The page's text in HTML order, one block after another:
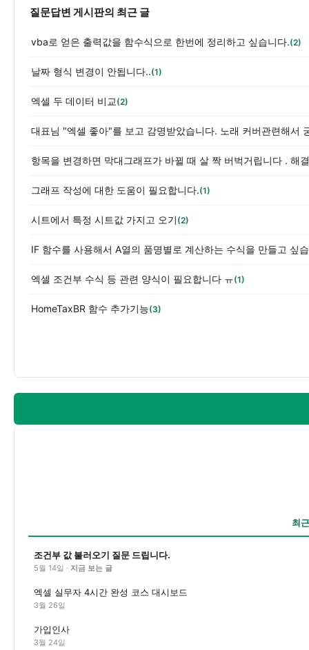
질문답변 게시판의 최근 글
vba로 얻은 출력값을 함수식으로 한번에 정리하고 싶습니다.(2)
날짜 형식 변경이 안됩니다..(1)
엑셀 두 데이터 비교 (2)
대표님 "엑셀 좋아"를 보고 감명받았습니다. 노래 커버관련해서
항목을 변경하면 막대그래프가 바뀔 때 살 짝 버벅거립니다 . 해
그래프 작성에 대한 도움이 필요합니다.(1)
시트에서 특정 시트값 가지고 오기 (2)
IF 함수를 사용해서 A열의 품명별로 계산하는 수식을 만들고 싶
엑셀 조건부 수식 등 관련 양식이 필요합니다 ㅠ(1)
HomeTaxBR 함수 추가기능(3)
최
조건부 값 불러오기 질문 드립니다.
5월 14일 · 지금 보는 글
엑셀 실무자 4시간 완성 코스 대시보드
3월 26일
가입인사
3월 24일